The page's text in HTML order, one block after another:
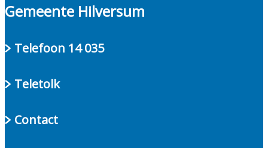
Gemeente Hilversum
Telefoon 14 035
Teletolk
Contact